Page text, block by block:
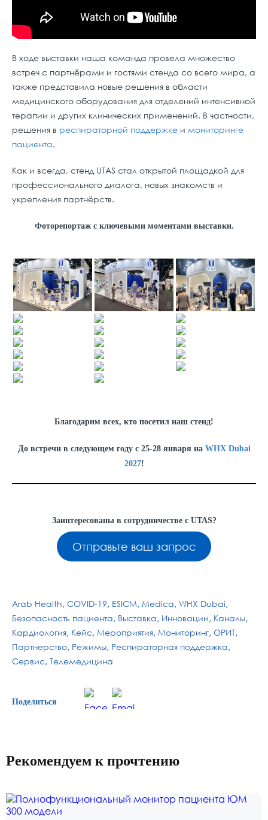
В ходе выставки наша команда провела множество
встреч с партнёрами и гостями стенда со всего мира, а
также представила новые решения в области
медицинского оборудования для отделений интенсивной
терапии и других клинических применений. В частности,
решения в респираторной поддержке и мониторинге
пациента.
Как и всегда, стенд UTAS стал открытой площадкой для
профессионального диалога, новых знакомств и
укрепления партнёрств.
Фоторепортаж с ключевыми моментами выставки.
Благодарим всех, кто посетил наш стенд!
До встречи в следующем году с 25-28 января на WHX Dubai
2027!
Заинтересованы в сотрудничестве с UTAS?
Отправьте ваш запрос
Arab Health COVID-19 ESICM Medica WHX Dubai
Безопасность пациента Выставка Инновации Каналы
Кардиология Кейс Мероприятия Мониторинг ОРИТ
Партнерство Режимы Респираторная поддержка
Сервис Телемедицина
Поделиться
Рекомендуем к прочтению